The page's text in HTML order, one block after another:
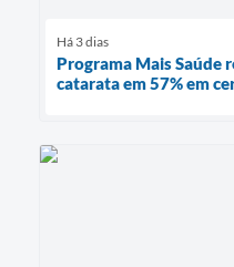
Há 3 dias
Programa Mais Saúde
catarata em 57% em